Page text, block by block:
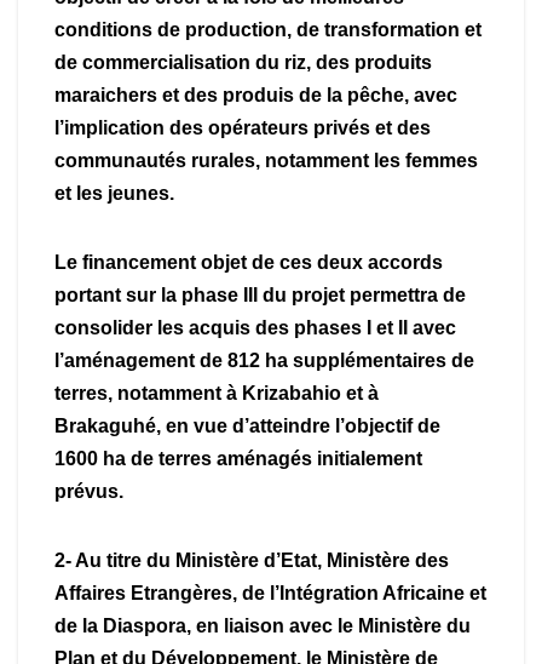
conditions de production, de transformation et
de commercialisation du riz, des produits
maraichers et des produis de la pêche, avec
l’implication des opérateurs privés et des
communautés rurales, notamment les femmes
et les jeunes.
Le financement objet de ces deux accords
portant sur la phase III du projet permettra de
consolider les acquis des phases I et II avec
l’aménagement de 812 ha supplémentaires de
terres, notamment à Krizabahio et à
Brakaguhé, en vue d’atteindre l’objectif de
1600 ha de terres aménagés initialement
prévus.
2- Au titre du Ministère d’Etat, Ministère des
Affaires Etrangères, de l’Intégration Africaine et
de la Diaspora, en liaison avec le Ministère du
Plan et du Développement, le Ministère de